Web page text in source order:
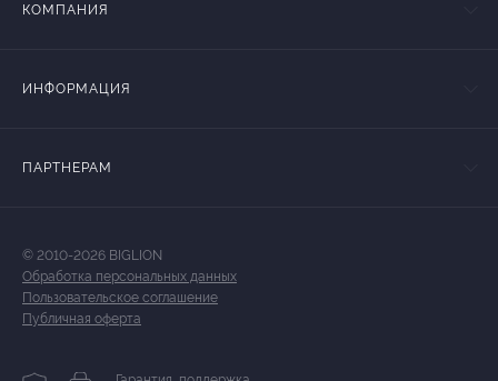
КОМПАНИЯ
ИНФОРМАЦИЯ
ПАРТНЕРАМ
© 2010-2026 BIGLION
Обработка персональных данных
Пользовательское соглашение
Публичная оферта